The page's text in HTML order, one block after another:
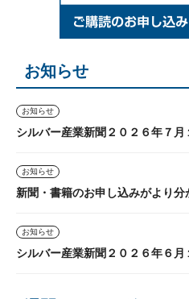
お知らせ
お知らせ
シルバー産業新聞２０２６年７月
お知らせ
新聞・書籍のお申し込みがより分
お知らせ
シルバー産業新聞２０２６年６月